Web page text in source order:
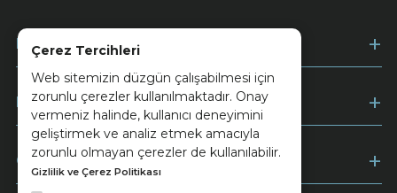
Çerez Tercihleri
Web sitemizin düzgün çalışabilmesi için
zorunlu çerezler kullanılmaktadır. Onay
vermeniz halinde, kullanıcı deneyimini
geliştirmek ve analiz etmek amacıyla
zorunlu olmayan çerezler de kullanılabilir.
Gizlilik ve Çerez Politikası
Kurumsal
Müşteri Hizmetleri
Ödeme